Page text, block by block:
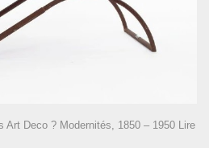
Art Deco ? Modernités, 1850 – 1950 Lire